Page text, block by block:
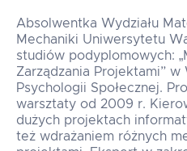
Absolwentka Wydziału
Mechaniki Uniwersytetu
studiów podyplomowych:
Zarządzania Projektami” w
Psychologii Społecznej.
warsztaty od 2009 r.
dużych projektach
też wdrażaniem różnych